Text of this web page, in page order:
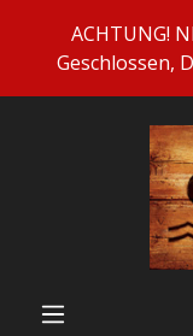
Zum Hauptinhalt
ACHTUNG!
Geschlossen,